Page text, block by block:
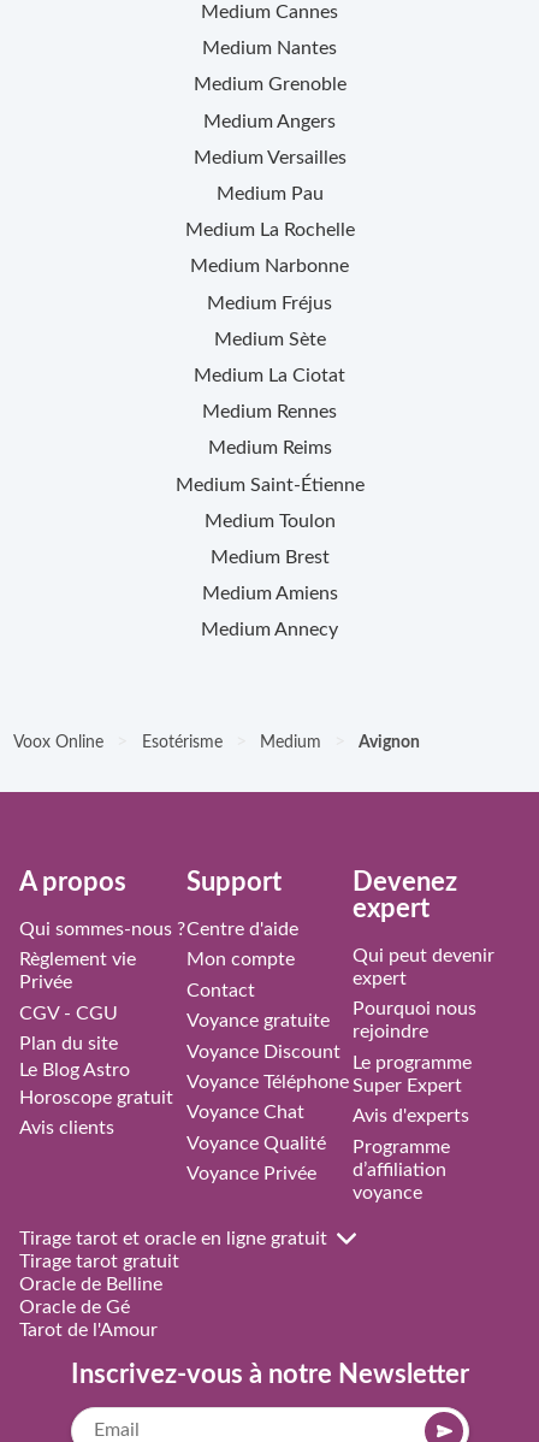
Medium Cannes
Medium Nantes
Medium Grenoble
MediumAngers
MediumVersailles
Medium Pau
Medium La Rochelle
Medium Narbonne
Medium Fréjus
Medium Sète
Medium La Ciotat
Medium Rennes
Medium Reims
Medium Saint-Étienne
Medium Toulon
Medium Brest
MediumAmiens
MediumAnnecy
Voox Online Esotérisme Medium Avignon
À propos
Qui sommes-nous ?
Règlement vie
Privée
CGV - CGU
Plan du site
Le Blog Astro
Horoscope gratuit
Avis clients
Support
Centre d'aide
Mon compte
Contact
Voyance gratuite
Voyance Discount
Voyance Téléphone
Voyance Chat
Voyance Qualité
Voyance Privée
Devenez
expert
Qui peut devenir
expert
Pourquoi nous
rejoindre
Le programme
Super Expert
Avis d'experts
Programme
d’affiliation
voyance
Tirage tarot et oracle en ligne gratuit
Tirage tarot gratuit
Oracle de Belline
Oracle de Gé
Tarot de l'Amour
Inscrivez-vous à notre Newsletter